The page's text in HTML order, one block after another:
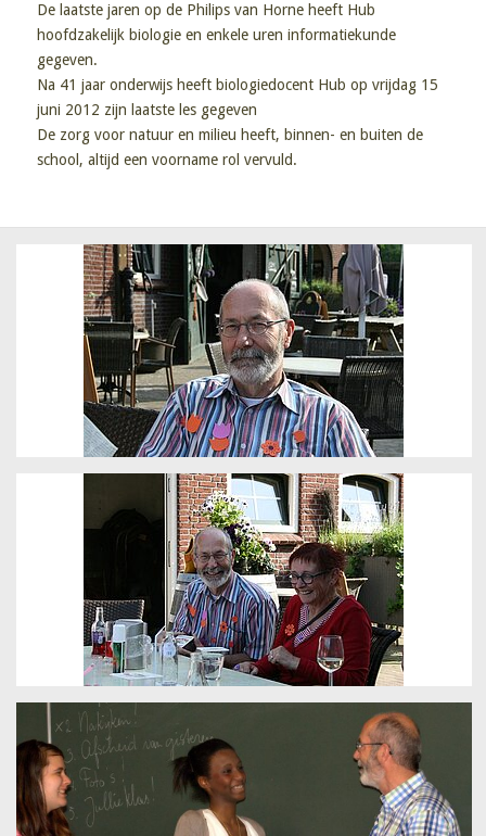
De laatste jaren op de Philips van Horne heeft Hub
hoofdzakelijk biologie en enkele uren informatiekunde
gegeven.
Na 41 jaar onderwijs heeft biologiedocent Hub op vrijdag 15
juni 2012 zijn laatste les gegeven
De zorg voor natuur en milieu heeft, binnen- en buiten de
school, altijd een voorname rol vervuld.